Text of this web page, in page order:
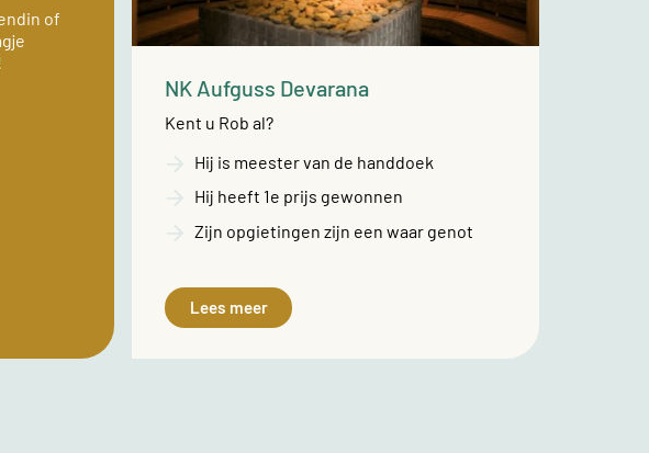
of
NK Aufguss Devarana
Kent u Rob al?
Hij is meester van de handdoek
Hij heeft 1e prijs gewonnen
Zijn opgietingen zijn een waar genot
Lees meer